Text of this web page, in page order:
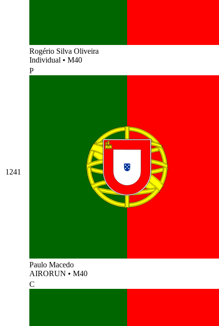
Rogério Silva Oliveira
Individual • M40
1241
P
Paulo Macedo
AIRORUN • M40
C